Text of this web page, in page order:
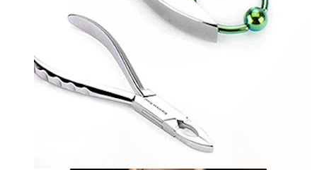
Industrial